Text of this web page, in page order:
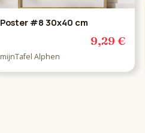
Poster #8 30x40 cm
9,29 €
mijnTafel Alphen